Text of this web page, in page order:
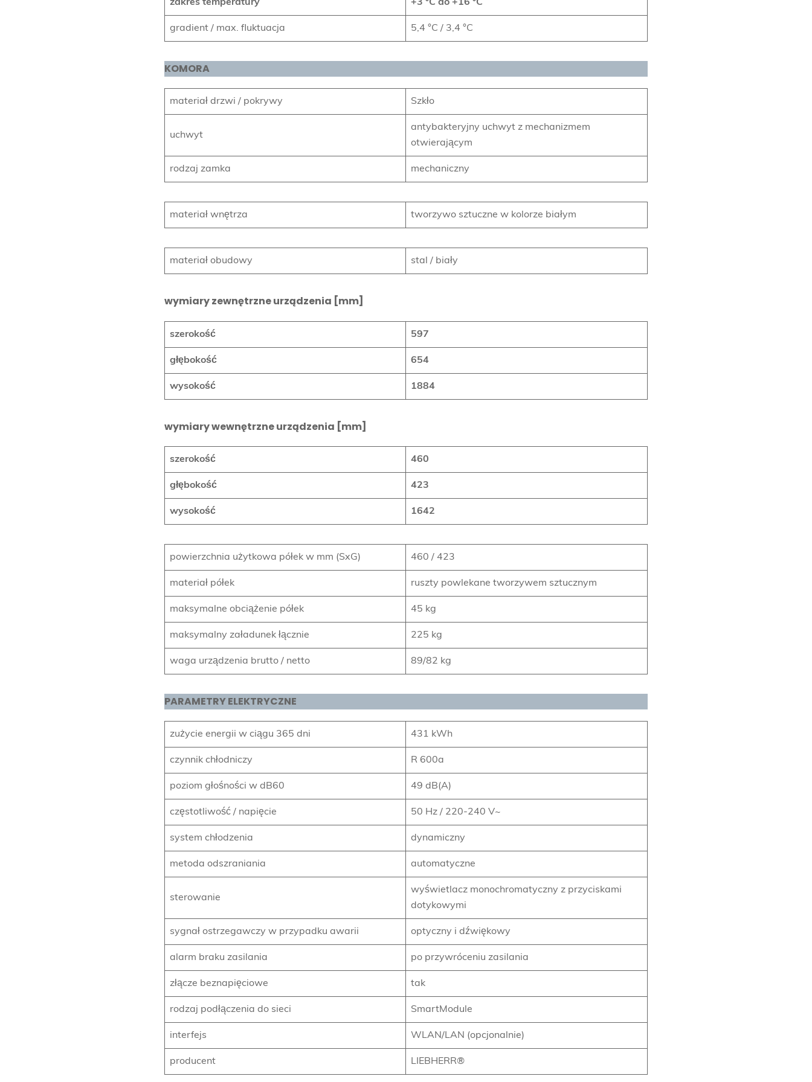
zakres temperatury +3 °C do +16 °C
gradient / max. fluktuacja 5,4 °C / 3,4 °C
KOMORA
materiał drzwi / pokrywy Szkło
uchwyt
antybakteryjny uchwyt z mechanizmem
otwierającym
rodzaj zamka mechaniczny
materiał wnętrza tworzywo sztuczne w kolorze białym
materiał obudowy stal / biały
wymiary zewnętrzne urządzenia [mm]
szerokość 597
głębokość 654
wysokość 1884
wymiary wewnętrzne urządzenia [mm]
szerokość 460
głębokość 423
wysokość 1642
powierzchnia użytkowa półek w mm (SxG) 460 / 423
materiał półek ruszty powlekane tworzywem sztucznym
maksymalne obciążenie półek 45 kg
maksymalny załadunek łącznie 225 kg
waga urządzenia brutto / netto 89/82 kg
PARAMETRY ELEKTRYCZNE
zużycie energii w ciągu 365 dni 431 kWh
czynnik chłodniczy R 600a
poziom głośności w dB60 49 dB(A)
częstotliwość / napięcie 50 Hz / 220-240 V~
system chłodzenia dynamiczny
metoda odszraniania automatyczne
sterowanie
wyświetlacz monochromatyczny z przyciskami
dotykowymi
sygnał ostrzegawczy w przypadku awarii optyczny i dźwiękowy
alarm braku zasilania po przywróceniu zasilania
złącze beznapięciowe tak
rodzaj podłączenia do sieci SmartModule
interfejs WLAN/LAN (opcjonalnie)
producent LIEBHERR®